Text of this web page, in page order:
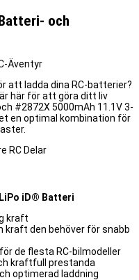
och
Äventyr
att ladda dina RC-batterier?
här för att göra ditt liv
#2872X 5000mAh 11.1V 3-
en optimal kombination för
iD® Batteri
kraft
kraft den behöver för snabb
de flesta RC-bilmodeller
kraftfull prestanda
optimerad laddning